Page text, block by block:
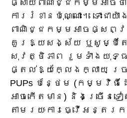
ផ្សាយពាណិជ្ជកម្មអាចថា
ការរំខានប៉ុណ្ណោះ។ ទោះជាយ៉
ពាណិជ្ជកម្មអាចផ្សព្វផ្
គួរឱ្យសង្ស័យ ឬសូម្បីតែ
សុវត្ថិភាព រួមទាំងយុទ្
ផ្តល់ឱ្យក្លែងក្លាយ ច្
PUPs បន្ថែម (កម្មវិធី
អាចកើតមាន) និងច្រើនទៀ
តាមរយៈការធ្វើអន្តរ